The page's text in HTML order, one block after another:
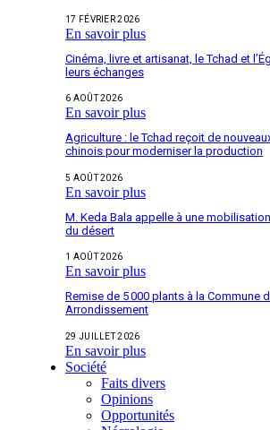
17 FÉVRIER 2026
En savoir plus
Cinéma, livre et artisanat, le Tchad et
leurs échanges
6 AOÛT 2026
En savoir plus
Agriculture : le Tchad reçoit de
chinois pour moderniser la production
5 AOÛT 2026
En savoir plus
M. Keda Bala appelle à une
du désert
1 AOÛT 2026
En savoir plus
Remise de 5 000 plants à la Commune
Arrondissement
29 JUILLET 2026
En savoir plus
Société
Faits divers
Opinions
Opportunités